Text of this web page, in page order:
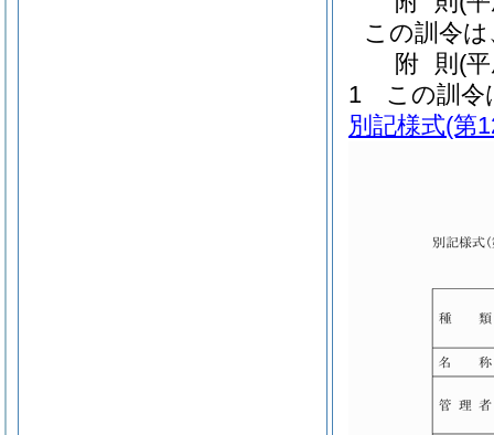
この訓令
附 則 (
1
この訓令
別記様式(第